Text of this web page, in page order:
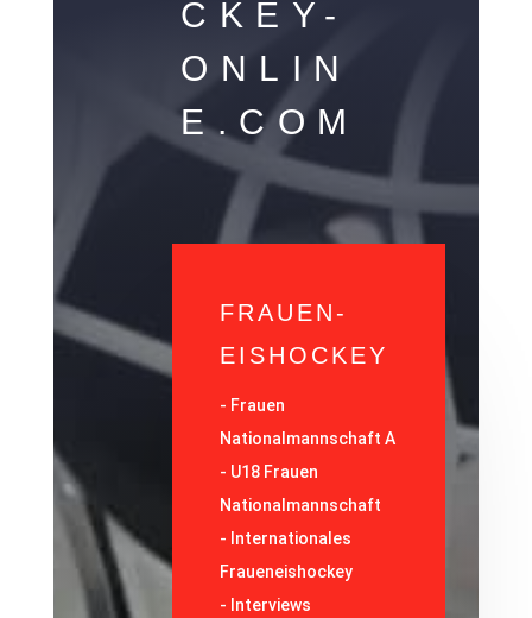
CKEY-
ONLIN
E.COM
FRAUEN-
EISHOCKEY
- Frauen
Nationalmannschaft A
- U18 Frauen
Nationalmannschaft
- Internationales
Fraueneishockey
- Interviews